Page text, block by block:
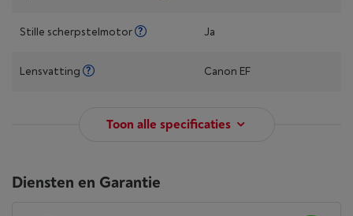
Stille scherpstelmotor Ja
Lensvatting Canon EF
Toon alle specificaties
Diensten en Garantie